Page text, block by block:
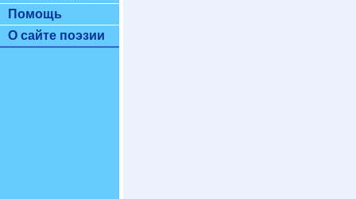
Помощь
О сайте поэзии